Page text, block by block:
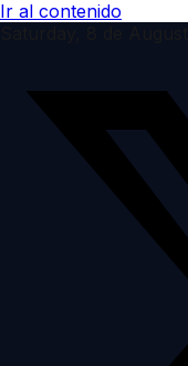
Ir al contenido